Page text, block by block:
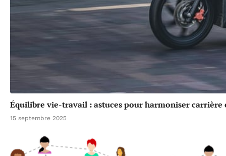
Équilibre vie-travail : astuces pour harmoniser
15 septembre 2025